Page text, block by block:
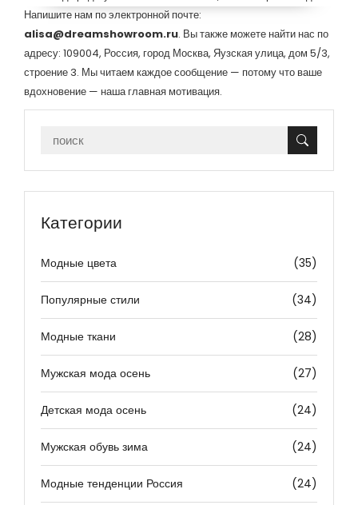
Напишите нам по электронной почте:
alisa@dreamshowroom.ru. Вы также можете найти нас по
адресу: 109004, Россия, город Москва, Яузская улица, дом 5/3,
строение 3. Мы читаем каждое сообщение — потому что ваше
вдохновение — наша главная мотивация.
Категории
Модные цвета (35)
Популярные стили (34)
Модные ткани (28)
Мужская мода осень (27)
Детская мода осень (24)
Мужская обувь зима (24)
Модные тенденции Россия (24)